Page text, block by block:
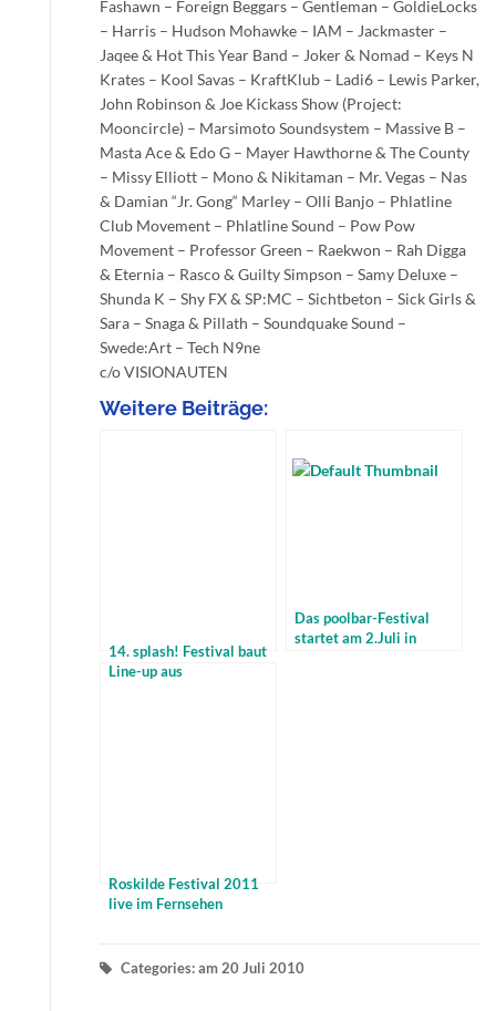
Fashawn – Foreign Beggars – Gentleman – GoldieLocks
– Harris – Hudson Mohawke – IAM – Jackmaster –
Jaqee & Hot This Year Band – Joker & Nomad – Keys N
Krates – Kool Savas – KraftKlub – Ladi6 – Lewis Parker,
John Robinson & Joe Kickass Show (Project:
Mooncircle) – Marsimoto Soundsystem – Massive B –
Masta Ace & Edo G – Mayer Hawthorne & The County
– Missy Elliott – Mono & Nikitaman – Mr. Vegas – Nas
& Damian “Jr. Gong“ Marley – Olli Banjo – Phlatline
Club Movement – Phlatline Sound – Pow Pow
Movement – Professor Green – Raekwon – Rah Digga
& Eternia – Rasco & Guilty Simpson – Samy Deluxe –
Shunda K – Shy FX & SP:MC – Sichtbeton – Sick Girls &
Sara – Snaga & Pillath – Soundquake Sound –
Swede:Art – Tech N9ne
c/o VISIONAUTEN
Weitere Beiträge:
14. splash! Festival baut
Line-up aus
Das poolbar-Festival
startet am 2.Juli in
Roskilde Festival 2011
live im Fernsehen
Categories: am 20 Juli 2010